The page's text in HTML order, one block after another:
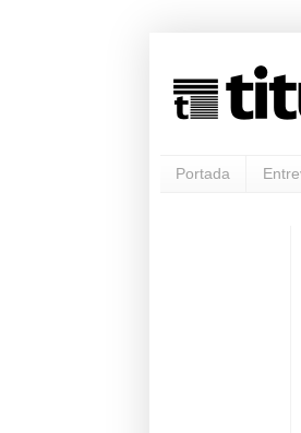
Portada